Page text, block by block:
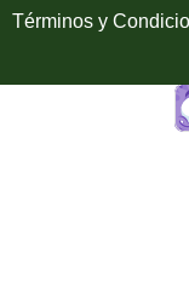
Términos y